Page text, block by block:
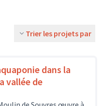
Trier les projets par
dans la
vallée de